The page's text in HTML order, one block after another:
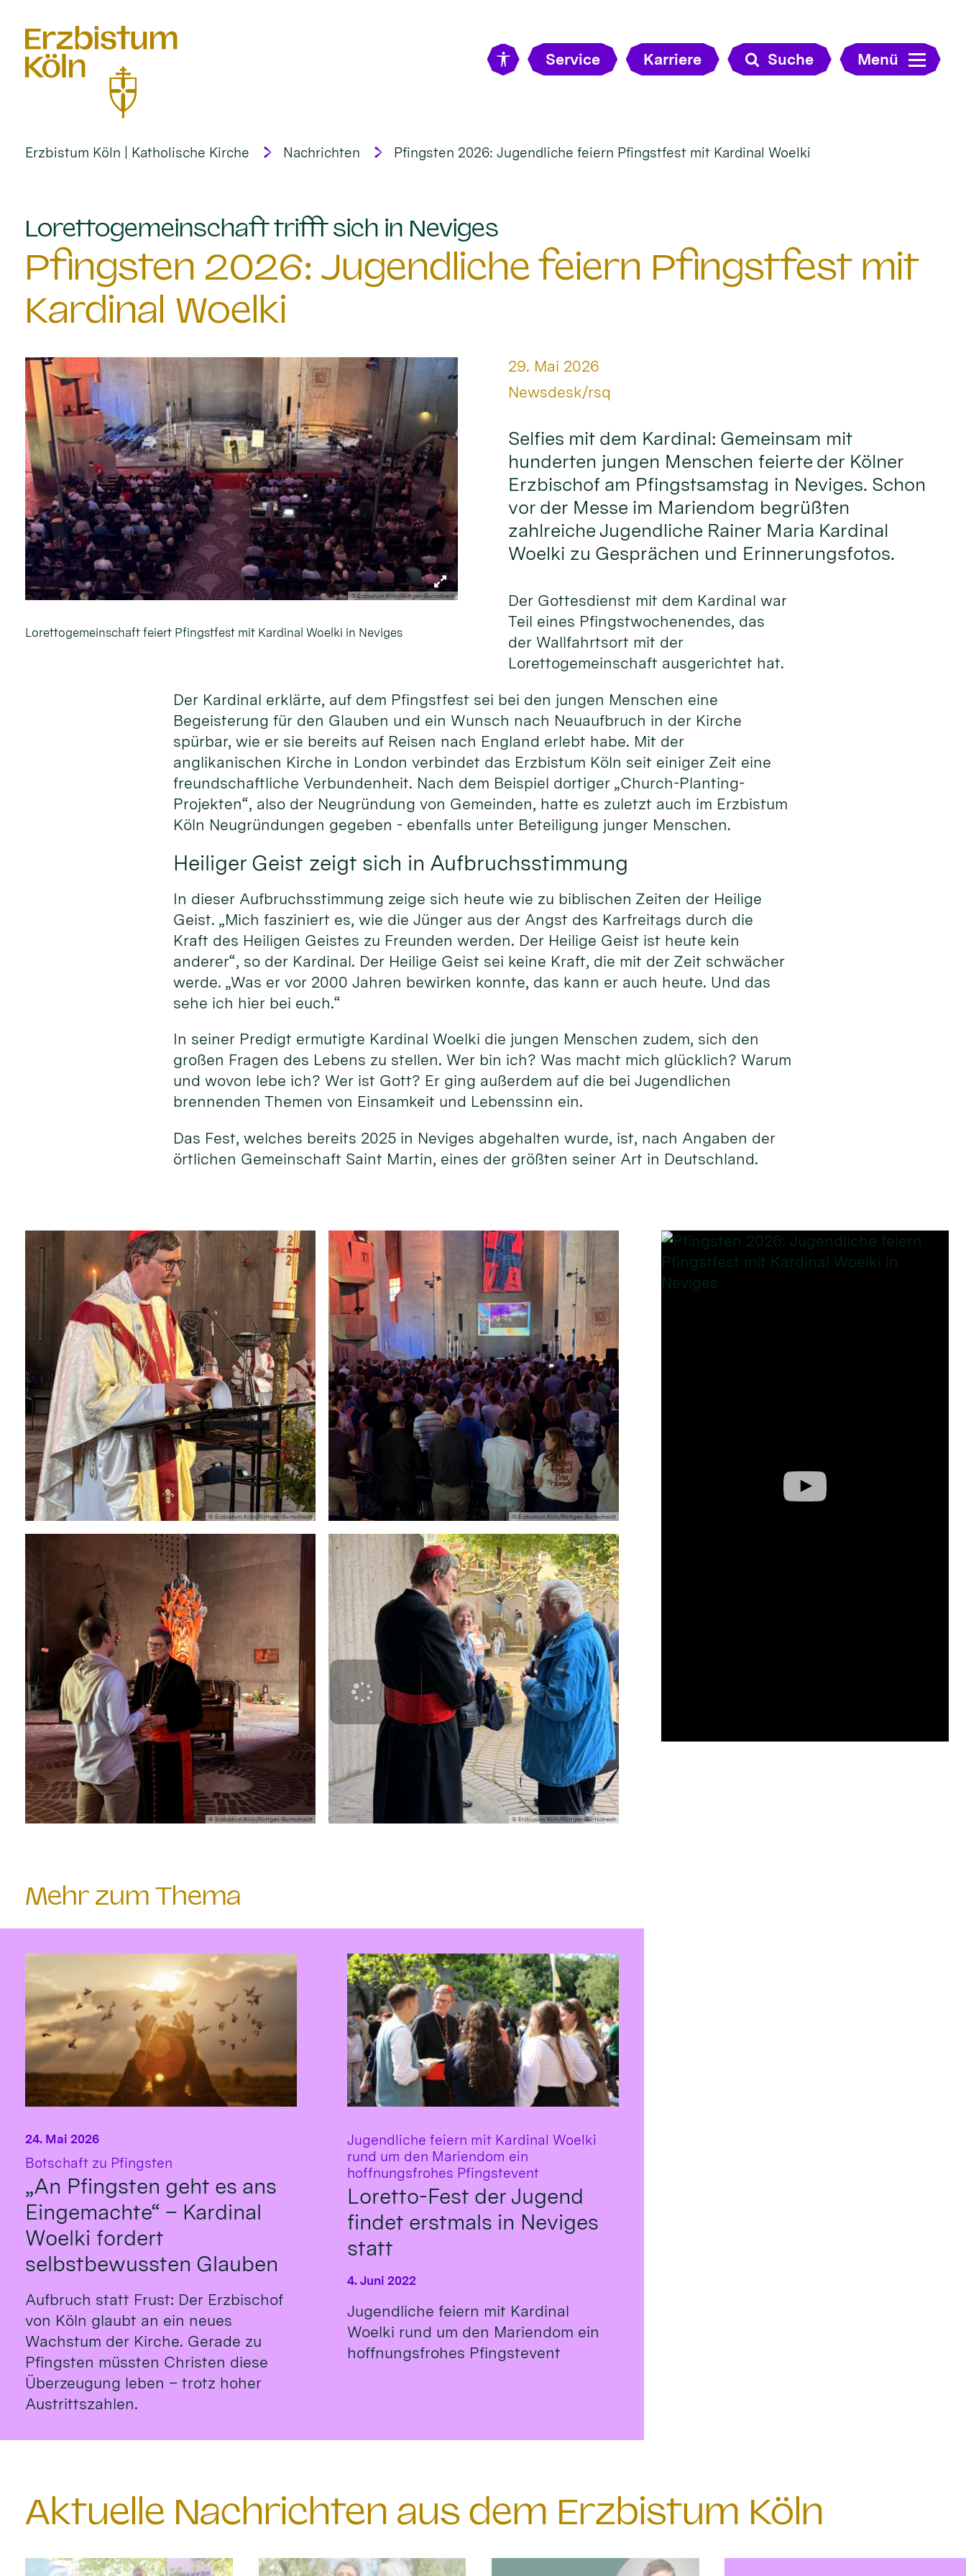
Service Karriere Suche Menü
Erzbistum Köln | Katholische Kirche Nachrichten Pfingsten 2026: Jugendliche feiern Pfingstfest mit Kardinal Woelki
Lorettogemeinschaft trifft sich in Neviges
Pfingsten 2026: Jugendliche feiern Pfingstfest mit
Kardinal Woelki
© Erzbistum Köln/Röttgen-Burtscheidt
Lorettogemeinschaft feiert Pfingstfest mit Kardinal Woelki in Neviges
Datum:
29. Mai 2026
Von:
Newsdesk/rsq
Selfies mit dem Kardinal: Gemeinsam mit
hunderten jungen Menschen feierte der Kölner
Erzbischof am Pfingstsamstag in Neviges. Schon
vor der Messe im Mariendom begrüßten
zahlreiche Jugendliche Rainer Maria Kardinal
Woelki zu Gesprächen und Erinnerungsfotos.
Der Gottesdienst mit dem Kardinal war
Teil eines Pfingstwochenendes, das
der Wallfahrtsort mit der
Lorettogemeinschaft ausgerichtet hat.
Der Kardinal erklärte, auf dem Pfingstfest sei bei den jungen Menschen eine
Begeisterung für den Glauben und ein Wunsch nach Neuaufbruch in der Kirche
spürbar, wie er sie bereits auf Reisen nach England erlebt habe. Mit der
anglikanischen Kirche in London verbindet das Erzbistum Köln seit einiger Zeit eine
freundschaftliche Verbundenheit. Nach dem Beispiel dortiger „Church-Planting-
Projekten“, also der Neugründung von Gemeinden, hatte es zuletzt auch im Erzbistum
Köln Neugründungen gegeben - ebenfalls unter Beteiligung junger Menschen.
Heiliger Geist zeigt sich in Aufbruchsstimmung
In dieser Aufbruchsstimmung zeige sich heute wie zu biblischen Zeiten der Heilige
Geist. „Mich fasziniert es, wie die Jünger aus der Angst des Karfreitags durch die
Kraft des Heiligen Geistes zu Freunden werden. Der Heilige Geist ist heute kein
anderer“, so der Kardinal. Der Heilige Geist sei keine Kraft, die mit der Zeit schwächer
werde. „Was er vor 2000 Jahren bewirken konnte, das kann er auch heute. Und das
sehe ich hier bei euch.“
In seiner Predigt ermutigte Kardinal Woelki die jungen Menschen zudem, sich den
großen Fragen des Lebens zu stellen. Wer bin ich? Was macht mich glücklich? Warum
und wovon lebe ich? Wer ist Gott? Er ging außerdem auf die bei Jugendlichen
brennenden Themen von Einsamkeit und Lebenssinn ein.
Das Fest, welches bereits 2025 in Neviges abgehalten wurde, ist, nach Angaben der
örtlichen Gemeinschaft Saint Martin, eines der größten seiner Art in Deutschland.
© Erzbistum Köln/Röttgen-Burtscheidt © Erzbistum Köln/Röttgen-Burtscheidt
© Erzbistum Köln/Röttgen-Burtscheidt © Erzbistum Köln/Röttgen-Burtscheidt
Mehr zum Thema
Botschaft zu Pfingsten
„An Pfingsten geht es ans
Eingemachte“ – Kardinal
Woelki fordert
selbstbewussten Glauben
24. Mai 2026
Aufbruch statt Frust: Der Erzbischof
von Köln glaubt an ein neues
Wachstum der Kirche. Gerade zu
Pfingsten müssten Christen diese
Überzeugung leben – trotz hoher
Austrittszahlen.
Jugendliche feiern mit Kardinal Woelki
rund um den Mariendom ein
hoffnungsfrohes Pfingstevent:
Loretto-Fest der Jugend
findet erstmals in Neviges
statt
4. Juni 2022
Jugendliche feiern mit Kardinal
Woelki rund um den Mariendom ein
hoffnungsfrohes Pfingstevent
Aktuelle Nachrichten aus dem Erzbistum Köln